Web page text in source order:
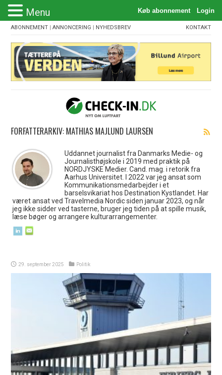
ABONNEMENT |ANNONCERING | NYHEDSBREV KONTAKT
FORFATTERARKIV: MATHIAS MAJLUND LAURSEN
Uddannet journalist fra Danmarks Medie- og
Journalisthøjskole i 2019 med praktik på
NORDJYSKE Medier. Cand. mag. i retorik fra
Aarhus Universitet. I 2022 var jeg ansat som
Kommunikationsmedarbejder i et
barselsvikariat hos Destination Kystlandet. Har
været ansat ved Travelmedia Nordic siden januar 2023, og når
jeg ikke sidder ved tasterne, bruger jeg tiden på at spille musik,
læse bøger og arrangere kulturarrangementer.
29. september 2025 Politik
Menu